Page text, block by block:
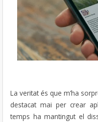
La veritat és que m’ha
destacat mai per crear
temps ha mantingut el